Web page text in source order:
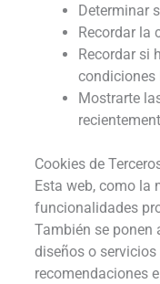
Determinar
Recordar la
Recordar si
condiciones
Mostrarte
Cookies de
Esta web, como la
funcionalidades
También se ponen
diseños o servicios
recomendaciones